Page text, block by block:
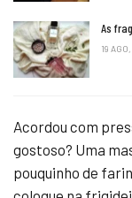
As
19
Acordou com
gostoso? Uma
pouquinho de